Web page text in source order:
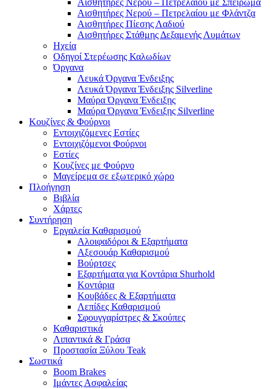
Αισθητήρες Νερού – Πετρελαίου με Σπείρωμα
Αισθητήρες Νερού – Πετρελαίου με Φλάντζα
Αισθητήρες Πίεσης Λαδιού
Αισθητήρες Στάθμης Δεξαμενής Λυμάτων
Ηχεία
Οδηγοί Στερέωσης Καλωδίων
Όργανα
Λευκά Όργανα Ένδειξης
Λευκά Όργανα Ένδειξης Silverline
Μαύρα Όργανα Ένδειξης
Μαύρα Όργανα Ένδειξης Silverline
Κουζίνες & Φούρνοι
Εντοιχιζόμενες Εστίες
Εντοιχιζόμενοι Φούρνοι
Εστίες
Κουζίνες με Φούρνο
Μαγείρεμα σε εξωτερικό χώρο
Πλοήγηση
Βιβλία
Χάρτες
Συντήρηση
Εργαλεία Καθαρισμού
Αλοιφαδόροι & Εξαρτήματα
Αξεσουάρ Καθαρισμού
Βούρτσες
Εξαρτήματα για Κοντάρια Shurhold
Κοντάρια
Κουβάδες & Εξαρτήματα
Λεπίδες Καθαρισμού
Σφουγγαρίστρες & Σκούπες
Καθαριστικά
Λιπαντικά & Γράσα
Προστασία Ξύλου Teak
Σωστικά
Boom Brakes
Ιμάντες Ασφαλείας